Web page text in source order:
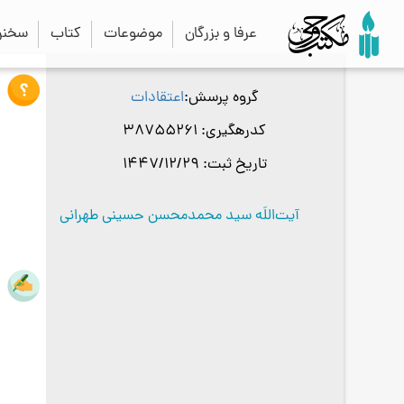
عرفا و بزرگان موضوعات کتاب
گروه پرسش اعتقادات
کدرهگیری
تاریخ ثبت
آیت‌اللَه سید محمدمحسن حسینی طهرانی